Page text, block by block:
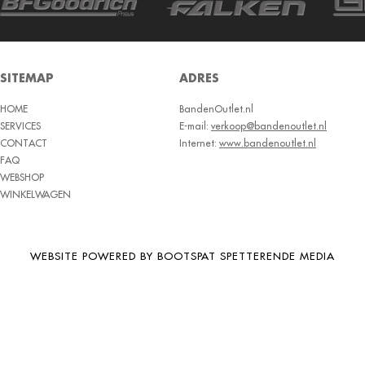
BRIDGESTONE
BRIWAY
CHAOYANG
CHENG SHIN
COMPASS
SITEMAP
HOME
SERVICES
CONTACT
FAQ
WEBSHOP
WINKELWAGEN
ADRES
BandenOutlet.nl
E-mail: verkoop@bandenoutlet.nl
Internet: www.bandenoutlet.nl
WEBSITE POWERED BY BOOTSPAT SPETTERENDE MEDIA